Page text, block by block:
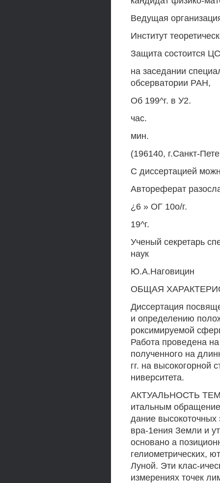
Ведущая
Институт
Защита состоится
на заседании
обсерватории РАН,
Об 199^г. в У2.
час.
мин.
(196140, г.Санкт-
С диссертацией
Автореферат
¿6 » ОГ 10о/г.
19^г.
Ученый секретарь
наук
Ю.А.Наговицин
ОБЩАЯ
Диссертация
и определению
роксимируемой
Работа проведена
полученного на
гг. на высокогорной
ниверситета.
АКТУАЛЬНОСТЬ
итальным
дание
вра-1ения Земли и
основано а
гелиометрических,
Луной. Эти клас-
измерениях точек